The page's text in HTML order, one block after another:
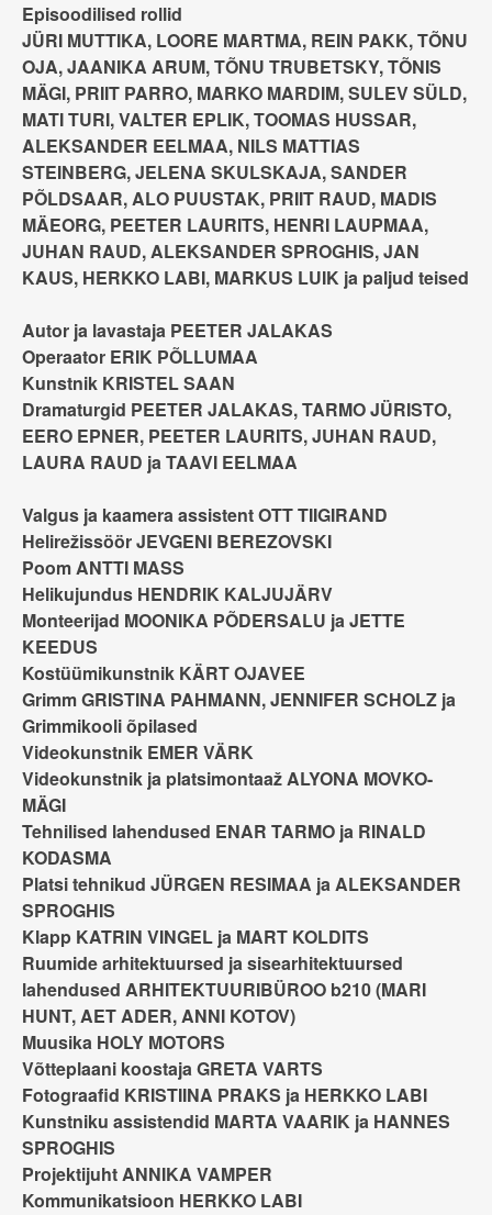
Episoodilised rollid
JÜRI MUTTIKA, LOORE MARTMA, REIN PAKK, TÕNU
OJA, JAANIKA ARUM, TÕNU TRUBETSKY, TÕNIS
MÄGI, PRIIT PARRO, MARKO MARDIM, SULEV SÜLD,
MATI TURI, VALTER EPLIK, TOOMAS HUSSAR,
ALEKSANDER EELMAA, NILS MATTIAS
STEINBERG, JELENA SKULSKAJA, SANDER
PÕLDSAAR, ALO PUUSTAK, PRIIT RAUD, MADIS
MÄEORG, PEETER LAURITS, HENRI LAUPMAA,
JUHAN RAUD, ALEKSANDER SPROGHIS, JAN
KAUS, HERKKO LABI, MARKUS LUIK ja paljud teised
Autor ja lavastaja PEETER JALAKAS
Operaator ERIK PÕLLUMAA
Kunstnik KRISTEL SAAN
Dramaturgid PEETER JALAKAS, TARMO JÜRISTO,
EERO EPNER, PEETER LAURITS, JUHAN RAUD,
LAURA RAUD ja TAAVI EELMAA
Valgus ja kaamera assistent OTT TIIGIRAND
Helirežissöör JEVGENI BEREZOVSKI
Poom ANTTI MASS
Helikujundus HENDRIK KALJUJÄRV
Monteerijad MOONIKA PÕDERSALU ja JETTE
KEEDUS
Kostüümikunstnik KÄRT OJAVEE
Grimm GRISTINA PAHMANN, JENNIFER SCHOLZ ja
Grimmikooli õpilased
Videokunstnik EMER VÄRK
Videokunstnik ja platsimontaaž ALYONA MOVKO-
MÄGI
Tehnilised lahendused ENAR TARMO ja RINALD
KODASMA
Platsi tehnikud JÜRGEN RESIMAA ja ALEKSANDER
SPROGHIS
Klapp KATRIN VINGEL ja MART KOLDITS
Ruumide arhitektuursed ja sisearhitektuursed
lahendused ARHITEKTUURIBÜROO b210 (MARI
HUNT, AET ADER, ANNI KOTOV)
Muusika HOLY MOTORS
Võtteplaani koostaja GRETA VARTS
Fotograafid KRISTIINA PRAKS ja HERKKO LABI
Kunstniku assistendid MARTA VAARIK ja HANNES
SPROGHIS
Projektijuht ANNIKA VAMPER
Kommunikatsioon HERKKO LABI